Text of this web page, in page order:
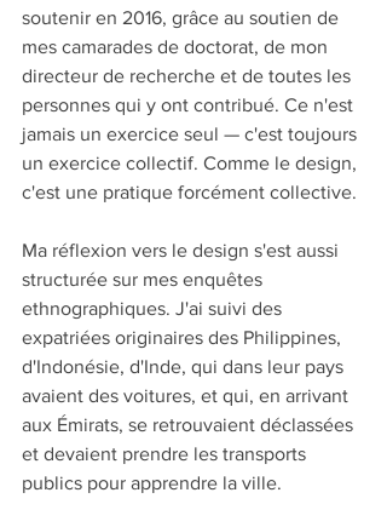
soutenir en 2016, grâce au soutien de
mes camarades de doctorat, de mon
directeur de recherche et de toutes les
personnes qui y ont contribué. Ce n'est
jamais un exercice seul — c'est toujours
un exercice collectif. Comme le design,
c'est une pratique forcément collective.
Ma réflexion vers le design s'est aussi
structurée sur mes enquêtes
ethnographiques. J'ai suivi des
expatriées originaires des Philippines,
d'Indonésie, d'Inde, qui dans leur pays
avaient des voitures, et qui, en arrivant
aux Émirats, se retrouvaient déclassées
et devaient prendre les transports
publics pour apprendre la ville.